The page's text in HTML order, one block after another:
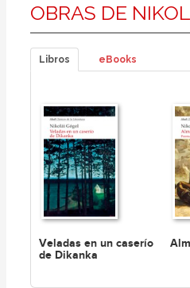
OBRAS DE
Libros eBooks
Veladas en un caserío
de Dikanka